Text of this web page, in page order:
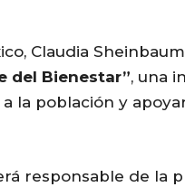
Claudia
del Bienestar”, una
la población y
responsable de la